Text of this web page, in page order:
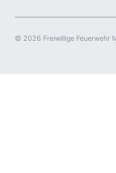
© 2026 Freiwillige Feuerwehr